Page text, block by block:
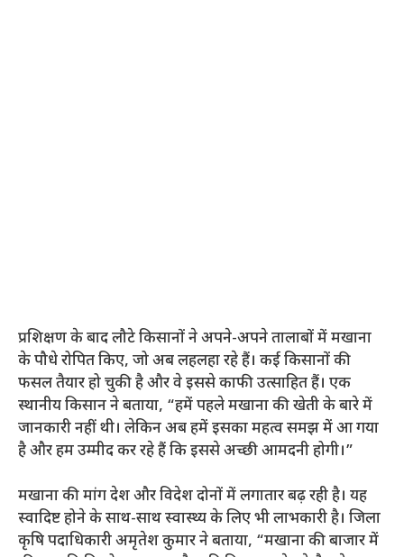
प्रशिक्षण के बाद लौटे किसानों ने अपने-अपने तालाबों में मखाना
के पौधे रोपित किए, जो अब लहलहा रहे हैं। कई किसानों की
फसल तैयार हो चुकी है और वे इससे काफी उत्साहित हैं। एक
स्थानीय किसान ने बताया, “हमें पहले मखाना की खेती के बारे में
जानकारी नहीं थी। लेकिन अब हमें इसका महत्व समझ में आ गया
है और हम उम्मीद कर रहे हैं कि इससे अच्छी आमदनी होगी।”
मखाना की मांग देश और विदेश दोनों में लगातार बढ़ रही है। यह
स्वादिष्ट होने के साथ-साथ स्वास्थ्य के लिए भी लाभकारी है। जिला
कृषि पदाधिकारी अमृतेश कुमार ने बताया, “मखाना की बाजार में